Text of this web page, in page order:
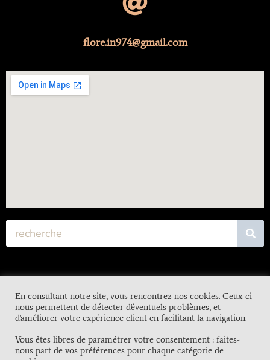
flore.in974@gmail.com
En consultant notre site, vous rencontrez nos cookies. Ceux-ci
nous permettent de détecter d'éventuels problèmes, et
d'améliorer votre expérience client en facilitant la navigation.
Vous êtes libres de paramétrer votre consentement : faites-
nous part de vos préférences pour chaque catégorie de